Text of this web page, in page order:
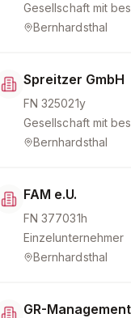
Gesellschaft mit
Bernhardsthal
Spreitzer GmbH
FN325021y
Gesellschaft mit
Bernhardsthal
FAM e.U.
FN377031h
Einzelunternehmer
Bernhardsthal
GR-